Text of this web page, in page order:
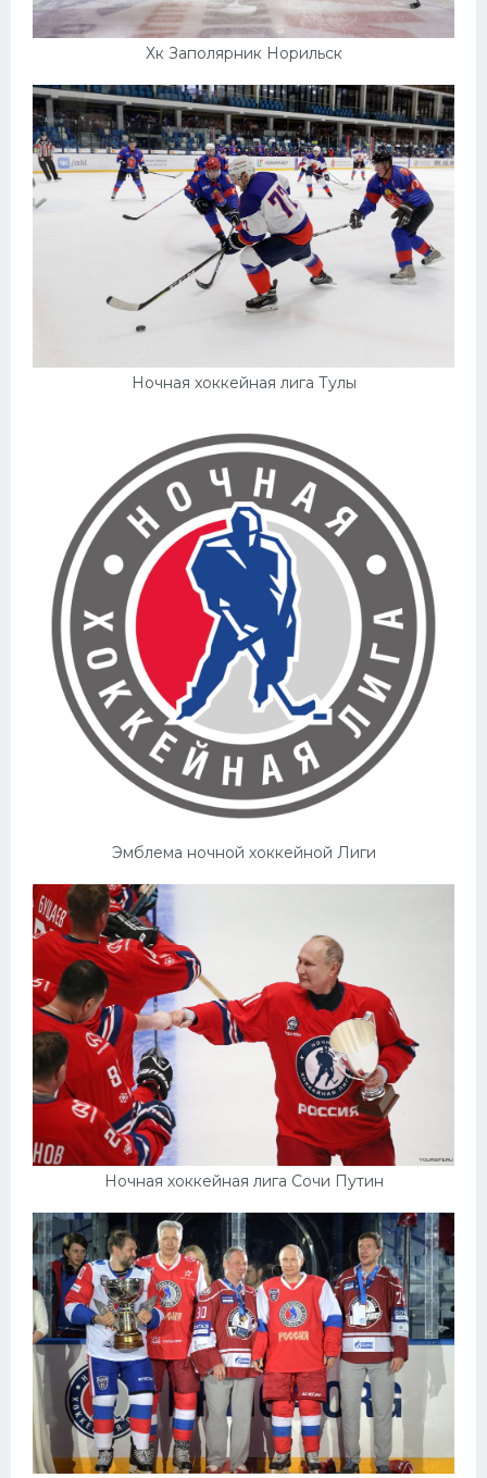
Хк Заполярник Норильск
Ночная хоккейная лига Тулы
Эмблема ночной хоккейной Лиги
Ночная хоккейная лига Сочи Путин